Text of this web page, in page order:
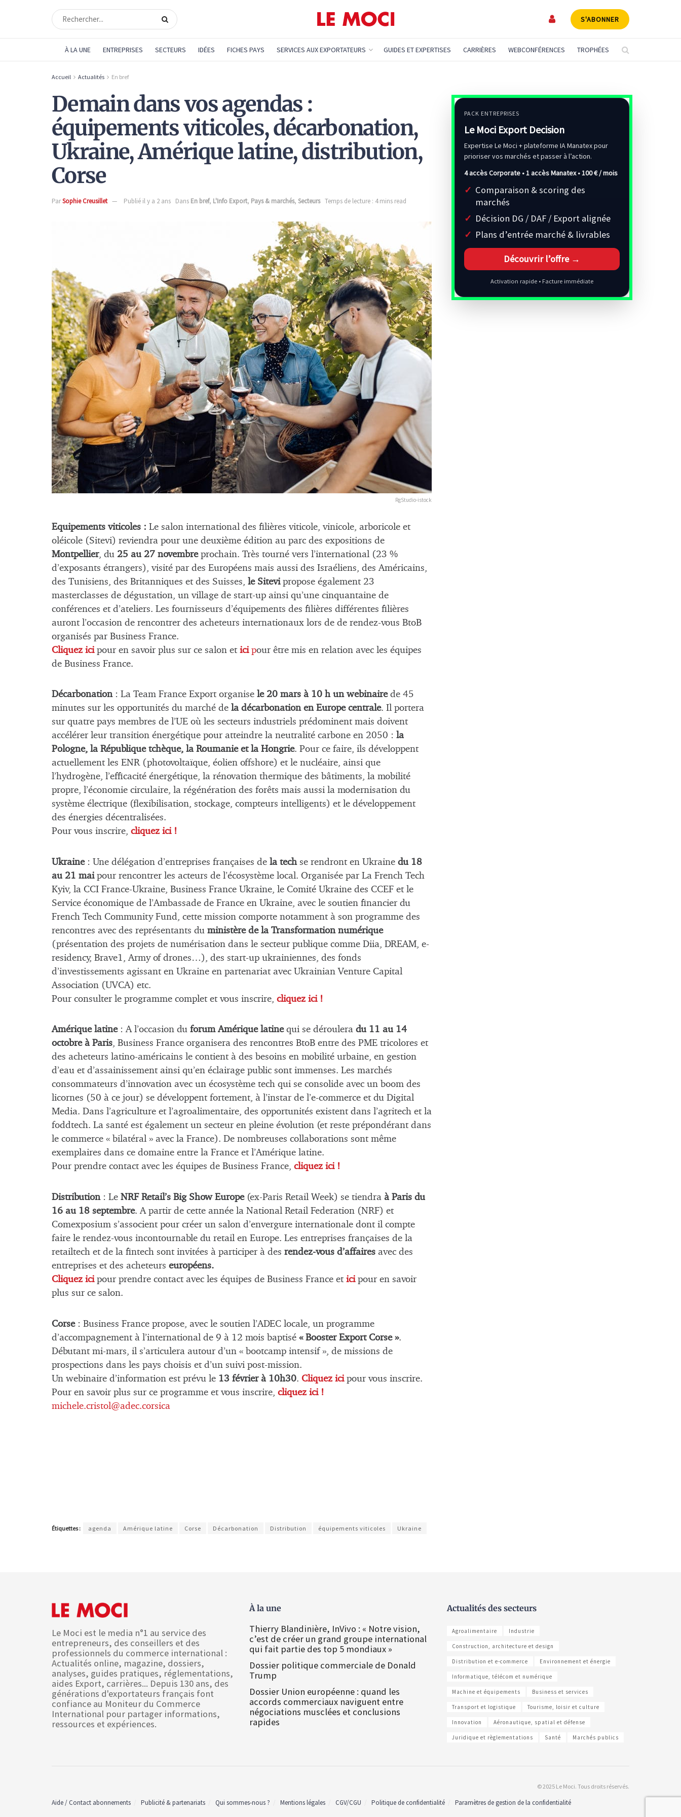
S'ABONNER
À LA UNE ENTREPRISES SECTEURS IDÉES FICHES PAYS SERVICES AUX EXPORTATEURS GUIDES ET EXPERTISES CARRIÈRES WEBCONFÉRENCES TROPHÉES
Accueil Actualités En bref
Demain dans vos agendas :
équipements viticoles, décarbonation,
Ukraine, Amérique latine, distribution,
Corse
ParSophie Creusillet Publié il y a 2 ans Dans En bref, L'Info Export, Pays & marchés, Secteurs Temps de lecture : 4 mins read
RgStudio-istock
Equipements viticoles : Le salon international des filières viticole, vinicole, arboricole et
oléicole (Sitevi) reviendra pour une deuxième édition au parc des expositions de
Montpellier, du 25 au 27 novembreprochain. Très tourné vers l’international (23 %
d’exposants étrangers), visité par des Européens mais aussi des Israéliens, des Américains,
des Tunisiens, des Britanniques et des Suisses, le Sitevipropose également 23
masterclasses de dégustation, un village de start-up ainsi qu’une cinquantaine de
conférences et d’ateliers. Les fournisseurs d’équipements des filières différentes filières
auront l’occasion de rencontrer des acheteurs internationaux lors de de rendez-vous BtoB
organisés par Business France.
Cliquez ici pour en savoir plus sur ce salon et icipour être mis en relation avec les équipes
de Business France.
Décarbonation: La Team France Export organise le 20 mars à 10 h un webinaire de 45
minutes sur les opportunités du marché de la décarbonation en Europe centrale. Il portera
sur quatre pays membres de l’UE où les secteurs industriels prédominent mais doivent
accélérer leur transition énergétique pour atteindre la neutralité carbone en 2050 : la
Pologne, la République tchèque, la Roumanie et la Hongrie. Pour ce faire, ils développent
actuellement les ENR (photovoltaïque, éolien offshore) et le nucléaire, ainsi que
l’hydrogène, l’efficacité énergétique, la rénovation thermique des bâtiments, la mobilité
propre, l’économie circulaire, la régénération des forêts mais aussi la modernisation du
système électrique (flexibilisation, stockage, compteurs intelligents) et le développement
des énergies décentralisées.
Pour vous inscrire, cliquez ici !
Ukraine : Une délégation d’entreprises françaises de la tech se rendront en Ukraine du 18
au 21 mai pour rencontrer les acteurs de l’écosystème local. Organisée par La French Tech
Kyiv, la CCI France-Ukraine, Business France Ukraine, le Comité Ukraine des CCEF et le
Service économique de l’Ambassade de France en Ukraine, avec le soutien financier du
French Tech Community Fund, cette mission comporte notamment à son programme des
rencontres avec des représentants du ministère de la Transformation numérique
(présentation des projets de numérisation dans le secteur publique comme Diia, DREAM, e-
residency, Brave1, Army of drones…), des start-up ukrainiennes, des fonds
d’investissements agissant en Ukraine en partenariat avec Ukrainian Venture Capital
Association (UVCA) etc.
Pour consulter le programme complet et vous inscrire, cliquez ici !
Amérique latine: A l’occasion du forum Amérique latinequi se déroulera du 11 au 14
octobre à Paris, Business France organisera des rencontres BtoB entre des PME tricolores et
des acheteurs latino-américains le contient à des besoins en mobilité urbaine, en gestion
d’eau et d’assainissement ainsi qu’en éclairage public sont immenses. Les marchés
consommateurs d’innovation avec un écosystème tech qui se consolide avec un boom des
licornes (50 à ce jour) se développent fortement, à l’instar de l’e-commerce et du Digital
Media. Dans l’agriculture et l’agroalimentaire, des opportunités existent dans l’agritech et la
foddtech. La santé est également un secteur en pleine évolution (et reste prépondérant dans
le commerce « bilatéral » avec la France). De nombreuses collaborations sont même
exemplaires dans ce domaine entre la France et l’Amérique latine.
Pour prendre contact avec les équipes de Business France, cliquez ici !
Distribution: Le NRF Retail’s Big Show Europe (ex-Paris Retail Week) se tiendra à Paris du
16 au 18 septembre. A partir de cette année la National Retail Federation (NRF) et
Comexposium s’associent pour créer un salon d’envergure internationale dont il compte
faire le rendez-vous incontournable du retail en Europe. Les entreprises françaises de la
retailtech et de la fintech sont invitées à participer à des rendez-vous d’affaires avec des
entreprises et des acheteurs européens.
Cliquez icipour prendre contact avec les équipes de Business France et ici pour en savoir
plus sur ce salon.
Corse: Business France propose, avec le soutien l’ADEC locale, un programme
d’accompagnement à l’international de 9 à 12 mois baptisé « Booster Export Corse ».
Débutant mi-mars, il s’articulera autour d’un « bootcamp intensif », de missions de
prospections dans les pays choisis et d’un suivi post-mission.
Un webinaire d’information est prévu le 13 février à 10h30. Cliquez ici pour vous inscrire.
Pour en savoir plus sur ce programme et vous inscrire, cliquez ici !
michele.cristol@adec.corsica
Étiquettes : agenda Amérique latine Corse Décarbonation Distribution équipements viticoles Ukraine
PACK ENTREPRISES
Le Moci Export Decision
Expertise Le Moci + plateforme IA Manatex pour
prioriser vos marchés et passer à l’action.
4 accès Corporate • 1 accès Manatex •100 € / mois
Comparaison & scoring des
marchés
Décision DG / DAF / Export alignée
Plans d’entrée marché & livrables
Découvrir l’offre →
Activation rapide • Facture immédiate
Le Moci est le media n°1 au service des
entrepreneurs, des conseillers et des
professionnels du commerce international :
Actualités online, magazine, dossiers,
analyses, guides pratiques, réglementations,
aides Export, carrières... Depuis 130 ans, des
générations d'exportateurs français font
confiance au Moniteur du Commerce
International pour partager informations,
ressources et expériences.
À la une
Thierry Blandinière, InVivo : « Notre vision,
c’est de créer un grand groupe international
qui fait partie des top 5 mondiaux »
Dossier politique commerciale de Donald
Trump
Dossier Union européenne : quand les
accords commerciaux naviguent entre
négociations musclées et conclusions
rapides
Actualités des secteurs
Agroalimentaire Industrie
Construction, architecture et design
Distribution et e-commerce Environnement et énergie
Informatique, télécom et numérique
Machine et équipements Business et services
Transport et logistique Tourisme, loisir et culture
Innovation Aéronautique, spatial et défense
Juridique et règlementations Santé Marchés publics
© 2025 Le Moci. Tous droits réservés.
Aide / Contact abonnements Publicité & partenariats Qui sommes-nous ? Mentions légales CGV/CGU Politique de confidentialité Paramètres de gestion de la confidentialité